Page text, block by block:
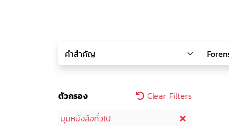
ตัวกรอง
Clear Filters
มุมหนังสือทั่วไป